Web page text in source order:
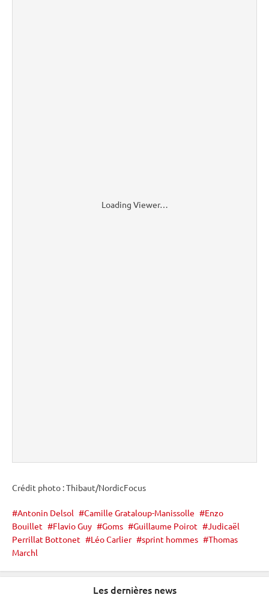
Loading Viewer…
Crédit photo : Thibaut/NordicFocus
Antonin Delsol Camille Grataloup-Manissolle
Enzo
Bouillet
Flavio Guy Goms Guillaume Poirot
Judicaël
Perrillat Bottonet
Léo Carlier sprint hommes
Thomas
Marchl
Les dernières news